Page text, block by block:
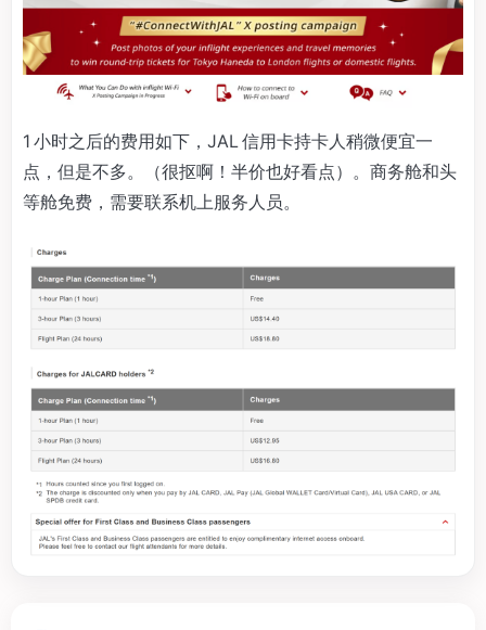
1 小时之后的费用如下，JAL 信用卡持卡人稍微便宜一
点，但是不多。（很抠啊！半价也好看点）。商务舱和头
等舱免费，需要联系机上服务人员。